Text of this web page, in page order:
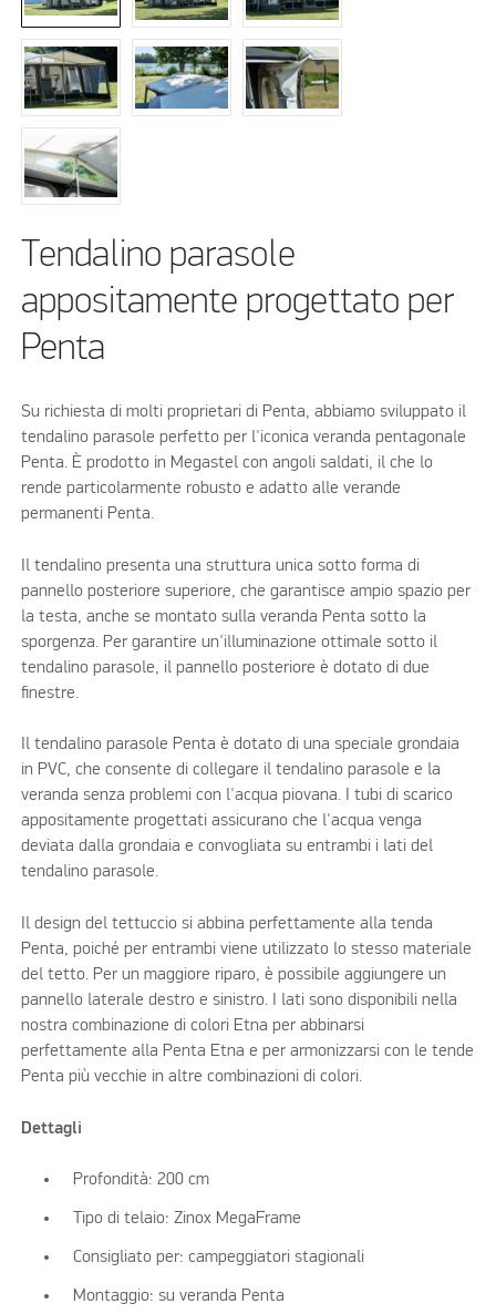
Tendalino parasole
appositamente progettato per
Penta
Su richiesta di molti proprietari di Penta, abbiamo sviluppato il
tendalino parasole perfetto per l'iconica veranda pentagonale
Penta. È prodotto in Megastel con angoli saldati, il che lo
rende particolarmente robusto e adatto alle verande
permanenti Penta.
Il tendalino presenta una struttura unica sotto forma di
pannello posteriore superiore, che garantisce ampio spazio per
la testa, anche se montato sulla veranda Penta sotto la
sporgenza. Per garantire un'illuminazione ottimale sotto il
tendalino parasole, il pannello posteriore è dotato di due
finestre.
Il tendalino parasole Penta è dotato di una speciale grondaia
in PVC, che consente di collegare il tendalino parasole e la
veranda senza problemi con l'acqua piovana. I tubi di scarico
appositamente progettati assicurano che l'acqua venga
deviata dalla grondaia e convogliata su entrambi i lati del
tendalino parasole.
Il design del tettuccio si abbina perfettamente alla tenda
Penta, poiché per entrambi viene utilizzato lo stesso materiale
del tetto. Per un maggiore riparo, è possibile aggiungere un
pannello laterale destro e sinistro. I lati sono disponibili nella
nostra combinazione di colori Etna per abbinarsi
perfettamente alla Penta Etna e per armonizzarsi con le tende
Penta più vecchie in altre combinazioni di colori.
Dettagli
Profondità: 200 cm
Tipo di telaio: Zinox MegaFrame
Consigliato per: campeggiatori stagionali
Montaggio: su veranda Penta